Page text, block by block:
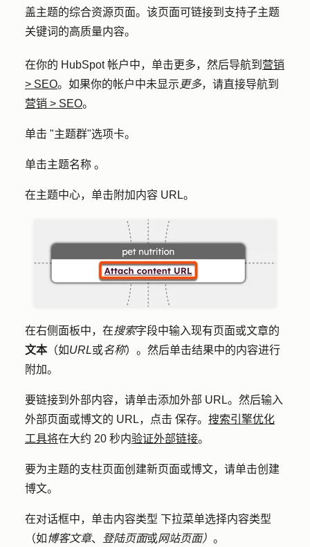
盖主题的综合资源页面。该页面可链接到支持子主题
关键词的高质量内容。
在你的 HubSpot 帐户中，单击更多，然后导航到 营销
> SEO。如果你的帐户中未显示 更多，请直接导航到
营销 > SEO。
单击 "主题群"选项卡。
单击主题名称 。
在主题中心，单击 附加内容 URL。
在右侧面板中，在搜索字段中输入现有页面或文章的
文本 （如URL或名称）。然后单击结果中的内容进行
附加。
要链接到外部内容，请单击添加外部 URL。然后输入
外部页面或博文的 URL，点击 保存。 搜索引擎优化
工具将在大约 20 秒内验证外部链接。
要为主题的支柱页面创建新页面或博文，请单击创建
博文。
在对话框中，单击内容类型 下拉菜单选择内容类型
（如 博客文章、 登陆页面或网站页面） 。